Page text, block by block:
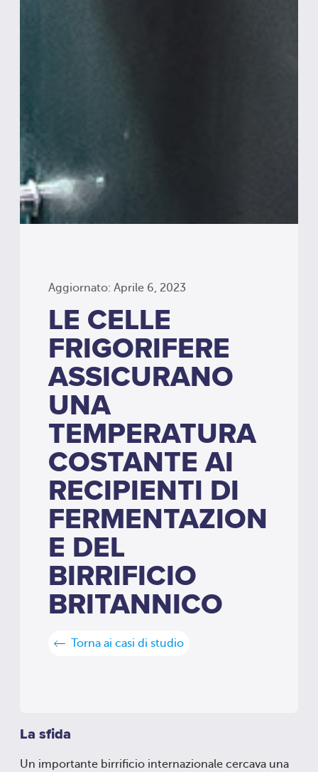
Aggiornato: Aprile 6, 2023
LE CELLE
FRIGORIFERE
ASSICURANO
UNA
TEMPERATURA
COSTANTE AI
RECIPIENTI DI
FERMENTAZION
E DEL
BIRRIFICIO
BRITANNICO
Torna ai casi di studio
La sfida
Un importante birrificio internazionale cercava una